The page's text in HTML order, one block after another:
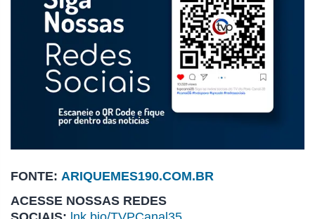
FONTE: ARIQUEMES190.COM.BR
ACESSE NOSSAS REDES